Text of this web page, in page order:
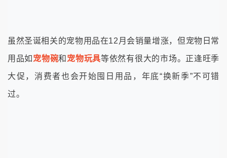
虽然圣诞相关的宠物用品在12月会销量增涨，但宠物日常
用品如 宠物碗和 宠物玩具等依然有很大的市场。正逢旺季
大促，消费者也会开始囤日用品，年底“换新季”不可错
过。